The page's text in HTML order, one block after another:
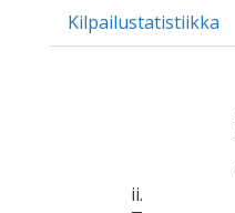
Kilpailustatistiikka
ii.